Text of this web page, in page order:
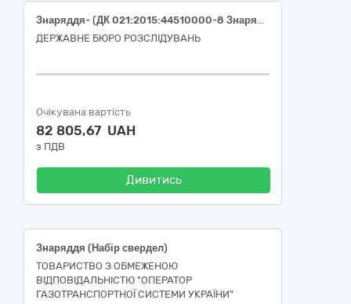
Знаряддя- (ДК 021:2015:44510000-8 Знаряддя)
ДЕРЖАВНЕ БЮРО РОЗСЛІДУВАНЬ
Очікувана вартість
82 805,67 UAH
з ПДВ
Дивитись
Знаряддя (Набір свердел)
ТОВАРИСТВО З ОБМЕЖЕНОЮ
ВІДПОВІДАЛЬНІСТЮ "ОПЕРАТОР
ГАЗОТРАНСПОРТНОЇ СИСТЕМИ УКРАЇНИ"